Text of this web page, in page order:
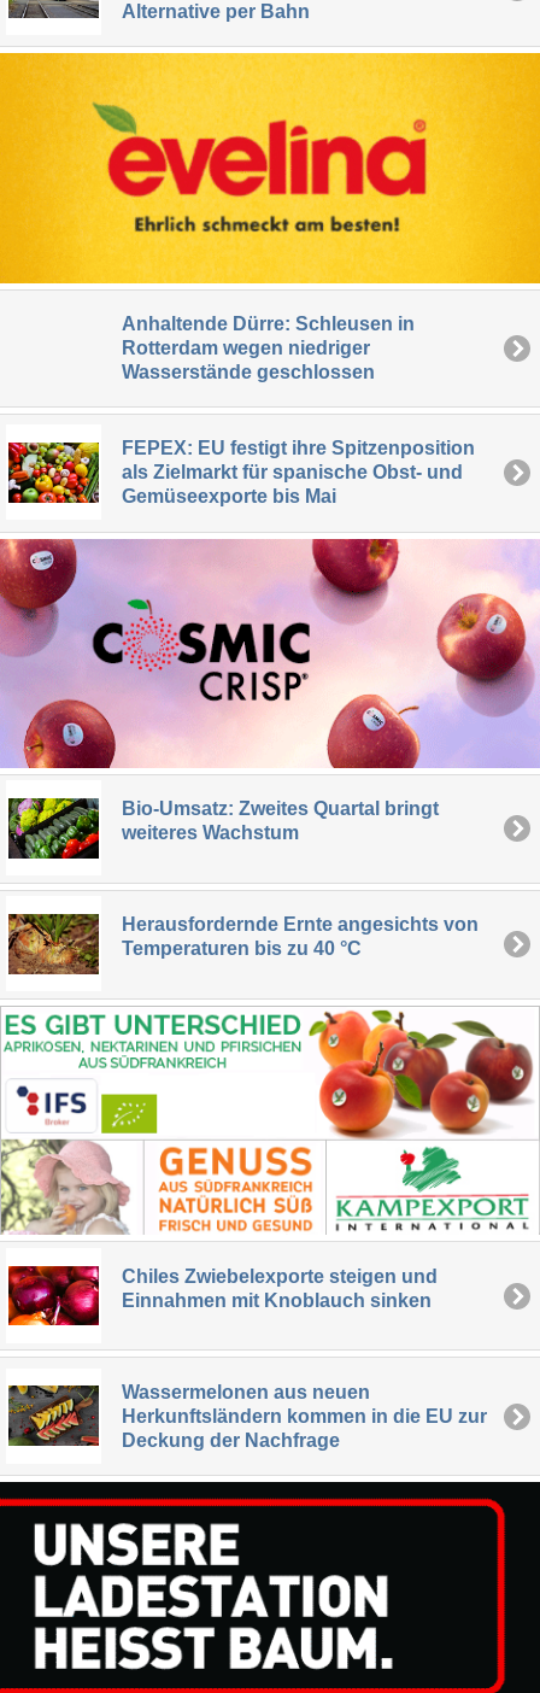
Alternative per Bahn
Anhaltende Dürre: Schleusen in
Rotterdam wegen niedriger
Wasserstände geschlossen
FEPEX: EU festigt ihre Spitzenposition
als Zielmarkt für spanische Obst- und
Gemüseexporte bis Mai
Bio-Umsatz: Zweites Quartal bringt
weiteres Wachstum
Herausfordernde Ernte angesichts von
Temperaturen bis zu 40 °C
Chiles Zwiebelexporte steigen und
Einnahmen mit Knoblauch sinken
Wassermelonen aus neuen
Herkunftsländern kommen in die EU zur
Deckung der Nachfrage